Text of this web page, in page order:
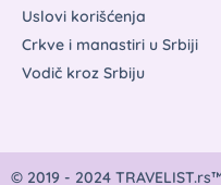
Uslovi korišćenja
Crkve i manastiri u Srbiji
Vodič kroz Srbiju
© 2019 - 2024